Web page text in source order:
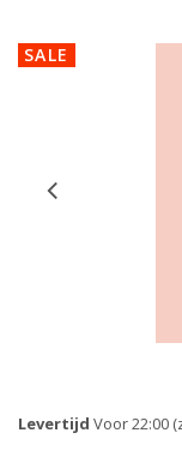
SALE
Levertijd Voor 22:00